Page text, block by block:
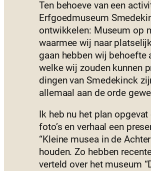
Ten behoeve van een
Erfgoedmuseum
ontwikkelen: Museum op
waarmee wij naar
gaan hebben wij behoefte
welke wij zouden kunnen
dingen van Smedekinck
allemaal aan de orde
Ik heb nu het plan
foto’s en verhaal een
“Kleine musea in de
houden. Zo hebben
verteld over het museum